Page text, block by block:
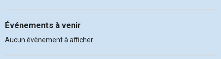
Événements à venir
Aucun évènement à afficher.